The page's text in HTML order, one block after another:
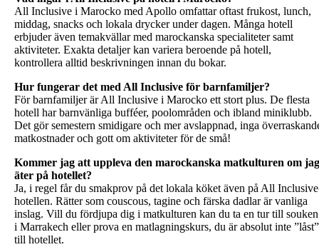
All Inclusive i Marocko med Apollo omfattar oftast frukost, lunch,
middag, snacks och lokala drycker under dagen. Många hotell
erbjuder även temakvällar med marockanska specialiteter samt
aktiviteter. Exakta detaljer kan variera beroende på hotell,
kontrollera alltid beskrivningen innan du bokar.
Hur fungerar det med All Inclusive för barnfamiljer?
För barnfamiljer är All Inclusive i Marocko ett stort plus. De flesta
hotell har barnvänliga bufféer, poolområden och ibland miniklubb.
Det gör semestern smidigare och mer avslappnad, inga
matkostnader och gott om aktiviteter för de små!
Kommer jag att uppleva den marockanska matkulturen om jag
äter på hotellet?
Ja, i regel får du smakprov på det lokala köket även på All
hotellen. Rätter som couscous, tagine och färska dadlar är vanliga
inslag. Vill du fördjupa dig i matkulturen kan du ta en tur till souken
i Marrakech eller prova en matlagningskurs, du är absolut inte ”låst”
till hotellet.